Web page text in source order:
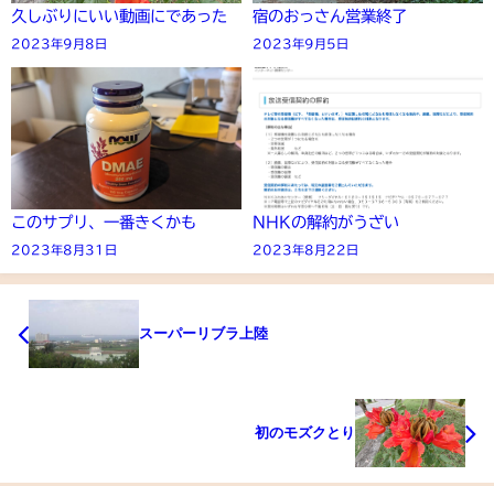
久しぶりにいい動画にであった
2023年9月8日
宿のおっさん営業終了
2023年9月5日
このサプリ、一番きくかも
2023年8月31日
NHKの解約がうざい
2023年8月22日
スーパーリブラ上陸
初のモズクとり